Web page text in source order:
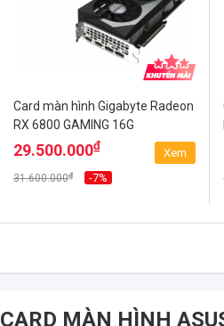
Card màn hình Gigabyte Radeon
RX 6800 GAMING 16G
29.500.000₫
31.600.000₫ -7%
Xem
CARD MÀN HÌNH